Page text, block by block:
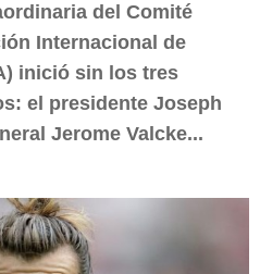
del Comité
Internacional de
inició sin los tres
el presidente Joseph
Jerome Valcke...